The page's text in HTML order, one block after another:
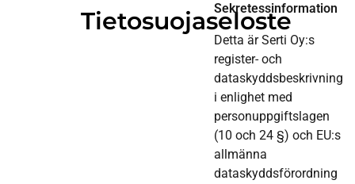
Tietosuojaseloste
Sekretessinformation
Detta är Serti Oy:s
register- och
dataskyddsbeskrivning
i enlighet med
personuppgiftslagen
(10 och 24 §) och EU:s
allmänna
dataskyddsförordning